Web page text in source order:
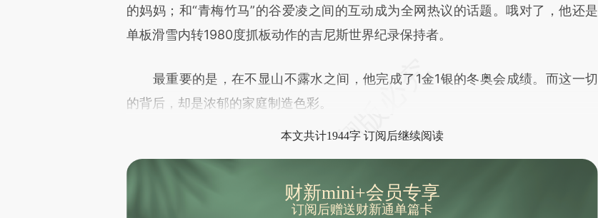
的妈妈；和“青梅竹马”的谷爱凌之间的互动成为全网热议的话题。哦对了，他还是
单板滑雪内转1980度抓板动作的吉尼斯世界纪录保持者。
最重要的是，在不显山不露水之间，他完成了1金1银的冬奥会成绩。而这一切
的背后，却是浓郁的家庭制造色彩。
本文共计1944字 订阅后继续阅读
财新mini+会员专享
订阅后赠送财新通单篇卡